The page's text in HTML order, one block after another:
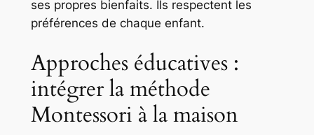
ses propres bienfaits. Ils respectent les
préférences de chaque enfant.
Approches éducatives :
intégrer la méthode
Montessori à la maison